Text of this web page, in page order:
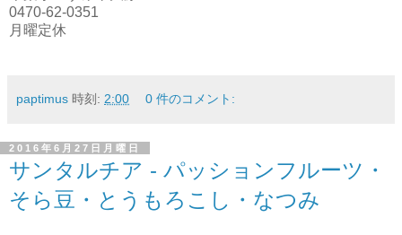
0470-62-0351
月曜定休
paptimus 時刻: 2:00 0 件のコメント:
2016年6月27日月曜日
サンタルチア - パッションフルーツ・
そら豆・とうもろこし・なつみ